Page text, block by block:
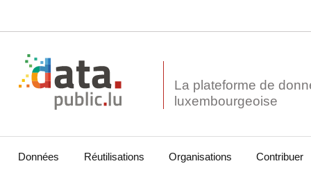
La plateforme de
Données Réutilisations Organisations Contribuer